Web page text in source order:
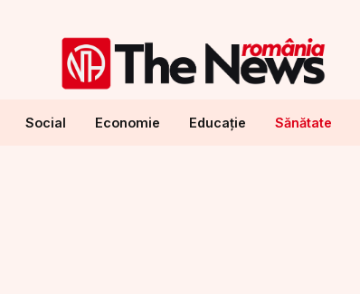
Social Economie Educație Sănătate